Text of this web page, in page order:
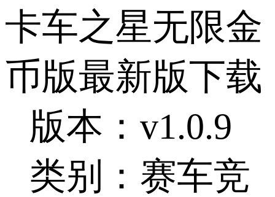
卡车之星无限金
币版最新版下载
版本：v1.0.9
类别：赛车竞